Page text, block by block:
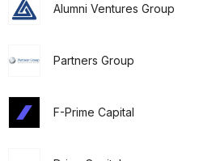
Alumni Ventures Group
Partners Group
F-Prime Capital